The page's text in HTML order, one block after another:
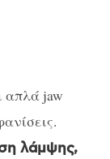
απλά jaw
λάμψης,